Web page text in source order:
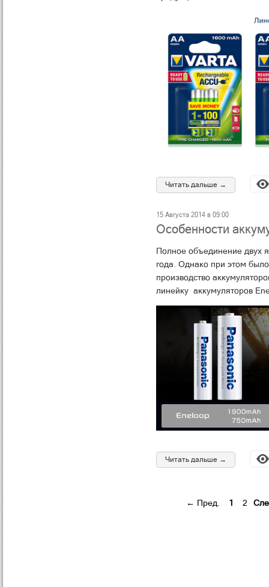
Читать дальше →
15 Августа 2014 в 09:00
Особенности
Полное объединение двух
года. Однако при этом
производство
линейку аккумуляторов
Читать дальше →
← Пред. 1 2